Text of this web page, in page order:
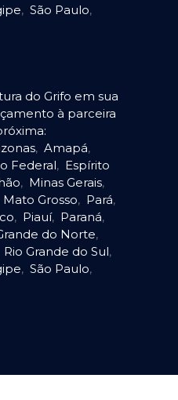
, São Paulo,
do Grifo em sua
à parceira
, Amapá,
Federal, Espírito
, Minas Gerais,
Mato Grosso, Pará,
, Piauí, Paraná,
do Norte,
Rio Grande do Sul,
, São Paulo,